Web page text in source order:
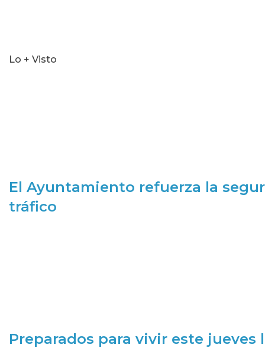
Lo + Visto
El Ayuntamiento refuerza la
tráfico
Preparados para vivir este jueves